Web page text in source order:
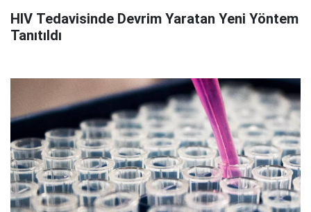
HIV Tedavisinde Devrim Yaratan Yeni Yöntem
Tanıtıldı